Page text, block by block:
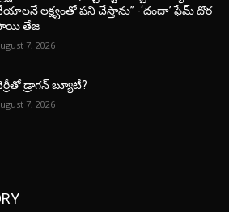
లక్ష్యంతో పని చేస్తాను” -‘దందా’ ఫేమ్ దొర
తేజ
7, 2026
డ్రాగన్ బ్యూటీ?
7, 2026